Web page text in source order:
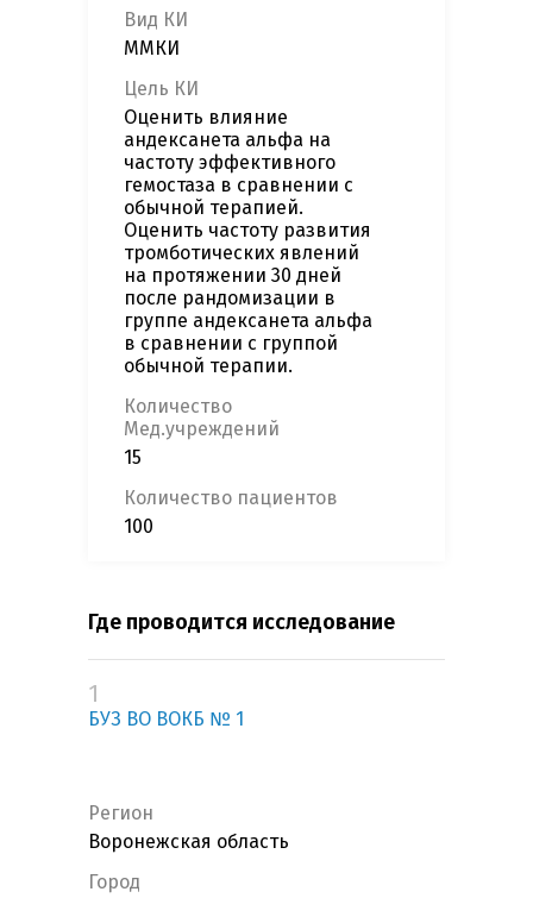
Вид КИ
ММКИ
Цель КИ
Оценить влияние
андексанета альфа на
частоту эффективного
гемостаза в сравнении с
обычной терапией.
Оценить частоту развития
тромботических явлений
на протяжении 30 дней
после рандомизации в
группе андексанета альфа
в сравнении с группой
обычной терапии.
Количество
Мед.учреждений
15
Количество пациентов
100
Где проводится исследование
1
БУЗ ВО ВОКБ № 1
Регион
Воронежская область
Город